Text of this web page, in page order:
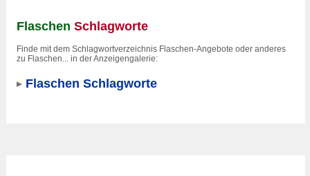
Flaschen Schlagworte
Finde mit dem Schlagwortverzeichnis Flaschen-Angebote oder anderes
zu Flaschen... in der Anzeigengalerie:
Flaschen Schlagworte